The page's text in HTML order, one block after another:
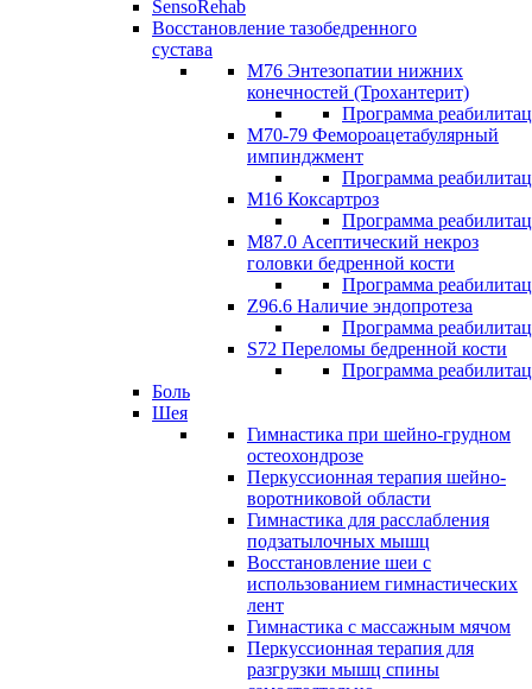
SensoRehab
Восстановление тазобедренного
сустава
М76 Энтезопатии нижних
конечностей (Трохантерит)
Программа
М70-79 Фемороацетабулярный
импинджмент
Программа
M16 Коксартроз
Программа
М87.0 Асептический некроз
головки бедренной кости
Программа
Z96.6 Наличие эндопротеза
Программа
S72 Переломы бедренной кости
Программа
Боль
Шея
Гимнастика при шейно-грудном
остеохондрозе
Перкуссионная терапия шейно-
воротниковой области
Гимнастика для расслабления
подзатылочных мышц
Восстановление шеи с
использованием гимнастических
лент
Гимнастика с массажным мячом
Перкуссионная терапия для
разгрузки мышц спины